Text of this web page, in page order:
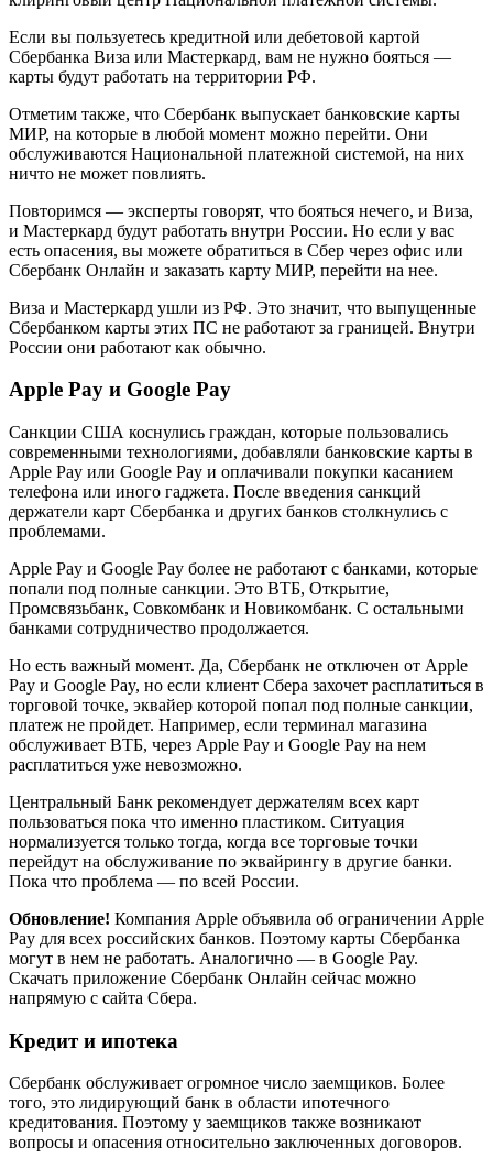
Если вы пользуетесь кредитной или дебетовой картой
Сбербанка Виза или Мастеркард, вам не нужно бояться —
карты будут работать на территории РФ.
Отметим также, что Сбербанк выпускает банковские карты
МИР, на которые в любой момент можно перейти. Они
обслуживаются Национальной платежной системой, на них
ничто не может повлиять.
Повторимся — эксперты говорят, что бояться нечего, и Виза,
и Мастеркард будут работать внутри России. Но если у вас
есть опасения, вы можете обратиться в Сбер через офис или
Сбербанк Онлайн и заказать карту МИР, перейти на нее.
Виза и Мастеркард ушли из РФ. Это значит, что выпущенные
Сбербанком карты этих ПС не работают за границей. Внутри
России они работают как обычно.
Apple Pay и Google Pay
Санкции США коснулись граждан, которые пользовались
современными технологиями, добавляли банковские карты в
Apple Pay или Google Pay и оплачивали покупки касанием
телефона или иного гаджета. После введения санкций
держатели карт Сбербанка и других банков столкнулись с
проблемами.
Apple Pay и Google Pay более не работают с банками, которые
попали под полные санкции. Это ВТБ, Открытие,
Промсвязьбанк, Совкомбанк и Новикомбанк. С остальными
банками сотрудничество продолжается.
Но есть важный момент. Да, Сбербанк не отключен от Apple
Pay и Google Pay, но если клиент Сбера захочет расплатиться в
торговой точке, эквайер которой попал под полные санкции,
платеж не пройдет. Например, если терминал магазина
обслуживает ВТБ, через Apple Pay и Google Pay на нем
расплатиться уже невозможно.
Центральный Банк рекомендует держателям всех карт
пользоваться пока что именно пластиком. Ситуация
нормализуется только тогда, когда все торговые точки
перейдут на обслуживание по эквайрингу в другие банки.
Пока что проблема — по всей России.
Обновление! Компания Apple объявила об ограничении Apple
Pay для всех российских банков. Поэтому карты Сбербанка
могут в нем не работать. Аналогично — в Google Pay.
Скачать приложение Сбербанк Онлайн сейчас можно
напрямую с сайта Сбера.
Кредит и ипотека
Сбербанк обслуживает огромное число заемщиков. Более
того, это лидирующий банк в области ипотечного
кредитования. Поэтому у заемщиков также возникают
вопросы и опасения относительно заключенных договоров.